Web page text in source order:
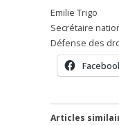
Emilie Trigo
Secrétaire
Défense des
Articles